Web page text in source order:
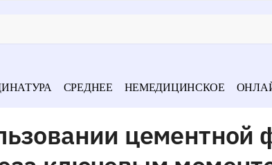
СРЕДНЕЕ НЕМЕДИЦИНСКОЕ
цементной